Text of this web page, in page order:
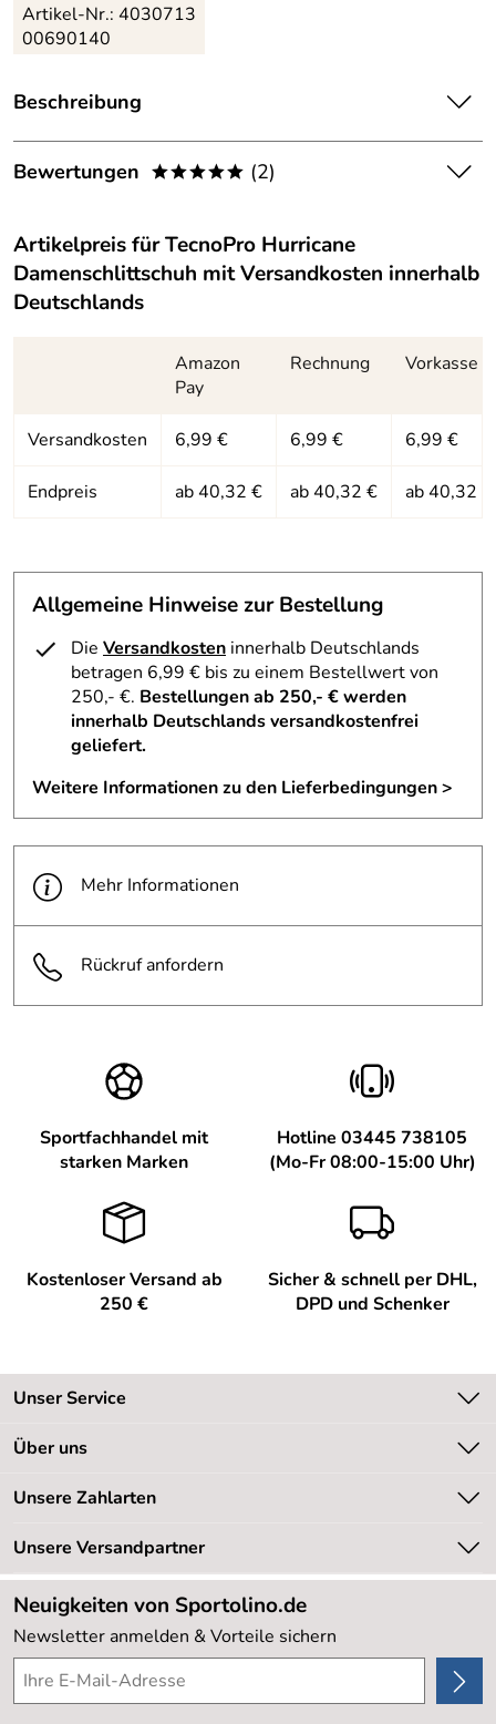
Artikel-Nr.: 4030713
00690140
Beschreibung
Kaum sind es ein paar Grad kälter, schon geht es los, ab
auf die Eisbahn oder in die Eissporthalle. Dies geht gut mit
Stahl, vorgeschärft. Ein Ratschenverschluss, ein
Klettverschluss und eine Schnellschnürung verschaffen
dem Schlittschuhläufer einen einfachen Einstieg sowie
einen guten Halt. Die Schlaufen dienen zusätzlich als
über Schlittschuhkufen mit einem Industrieschliff. Bei
Bedarf sollten diese je nach den Bedürfnissen geschliffen
Hersteller: TecnoPro, Wannenäckerstraße 36, 74078
Bewertungen ***** (2)
5
4
Tomas *****
gute Qualität zum günstigen Preis
Johann
*****
Sehr schneller Versand. Top Ware. Alles in Ordnung!
Kaufdatum: 16.01.2016
Bewertungsdatum: 27.01.2016
Artikelpreis fürTecnoPro Hurricane
Damenschlittschuh mit Versandkosten innerhalb
Deutschlands
Amazon
Pay
Rechnung Vorkasse
Versandkosten 6,99 € 6,99 € 6,99 €
Endpreis ab 40,32 € ab 40,32 € ab 40,32 €
Allgemeine Hinweise zur Bestellung
Die Versandkosten innerhalb Deutschlands
betragen 6,99 € bis zu einem Bestellwert von
250,- €. Bestellungen ab 250,- € werden
innerhalb Deutschlands versandkostenfrei
geliefert.
Weitere Informationen zu den Lieferbedingungen >
Mehr Informationen
Rückruf anfordern
Sportfachhandel mit
starken Marken
Hotline 03445 738105
(Mo-Fr 08:00-15:00 Uhr)
Kostenloser Versand ab
250 €
Sicher & schnell per DHL,
DPD und Schenker
Unser Service
Kontakt
Newsletter
Retourenabwicklung
Lieferbedingungen
Kundenlogin
Über uns
Unsere Bestseller
Neu
Sale %
Kundenbewertungen (20.178)
4,8/5*****
Unsere Zahlarten
Unsere Versandpartner
Neuigkeiten von Sportolino.de
Newsletter anmelden & Vorteile sichern